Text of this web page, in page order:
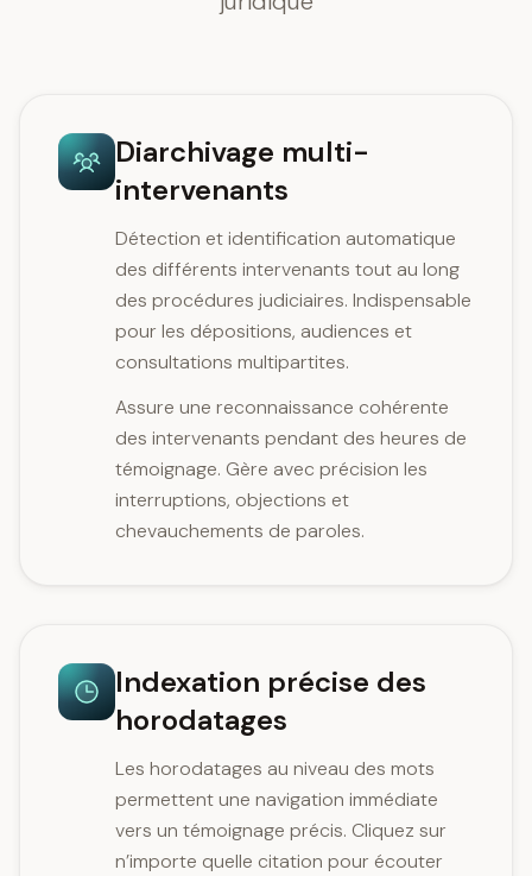
Diarchivage multi-
intervenants
Détection et identification automatique
des différents intervenants tout au long
des procédures judiciaires. Indispensable
pour les dépositions, audiences et
consultations multipartites.
Assure une reconnaissance cohérente
des intervenants pendant des heures de
témoignage. Gère avec précision les
interruptions, objections et
chevauchements de paroles.
Indexation précise des
horodatages
Les horodatages au niveau des mots
permettent une navigation immédiate
vers un témoignage précis. Cliquez sur
n’importe quelle citation pour écouter